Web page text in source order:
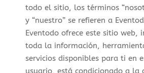
todo el sitio, los términos
y “nuestro” se refieren a
Eventodo ofrece este sitio web,
toda la información,
servicios disponibles para ti en
usuario, está condicionado a la